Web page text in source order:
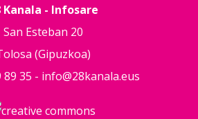
Kanala - Infosare
San Esteban 20
(Gipuzkoa)
89 35 - info@28kanala.eus